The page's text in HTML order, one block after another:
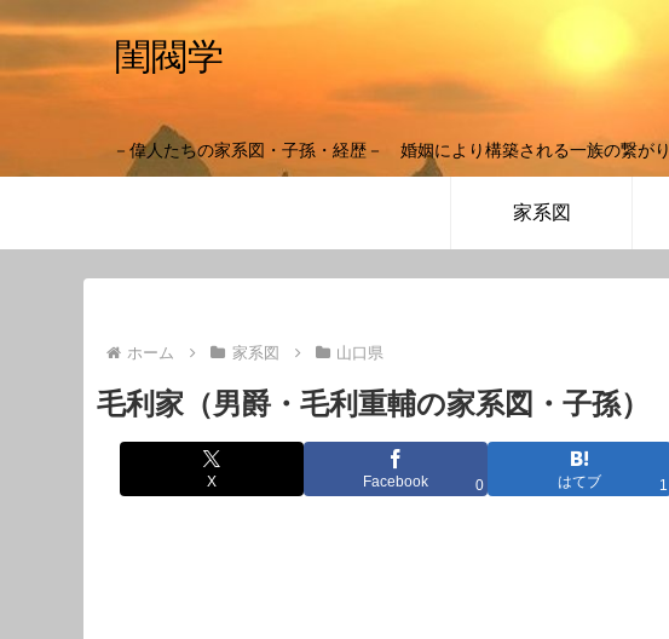
閨閥学
－偉人たちの家系図・子孫・経歴－ 婚姻により構築される一族の繋がり
家系図
ホーム 家系図 山口県
毛利家（男爵・毛利重輔の家系図・子孫）
X Facebook 0 はてブ 1